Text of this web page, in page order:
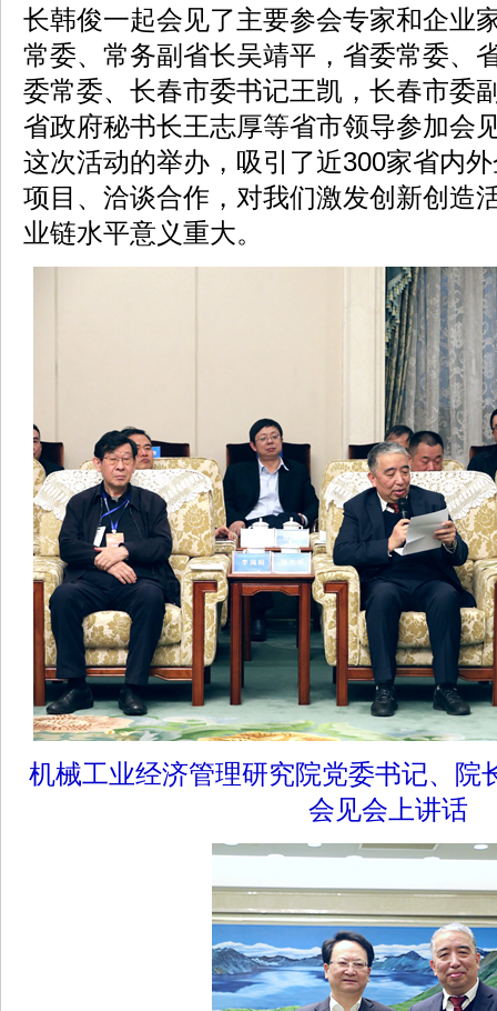
长韩俊一起会见了主要参会专家和企业
常委、常务副省长吴靖平，省委常委、
委常委、长春市委书记王凯，长春市委
省政府秘书长王志厚等省市领导参加会
这次活动的举办，吸引了近300家省内
项目、洽谈合作，对我们激发创新创造
业链水平意义重大。
机械工业经济管理研究院党委书记、院
会见会上讲话